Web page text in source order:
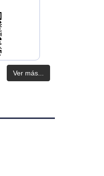
Ver más...